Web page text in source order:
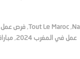
,
Tout Le Maroc
, فرص عمل
عمل في المغرب 2024
,